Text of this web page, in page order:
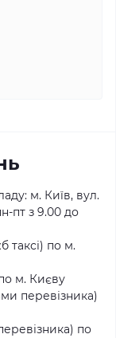
м. Київ, вул.
пт з 9.00 до
таксі) по м.
м. Києву
перевізника)
по